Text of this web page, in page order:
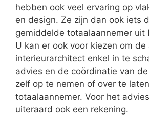
hebben ook veel ervaring op
en design. Ze zijn dan ook iets
gemiddelde totaalaannemer uit
U kan er ook voor kiezen om
interieurarchitect enkel in te
advies en de coördinatie van
zelf op te nemen of over te
totaalaannemer. Voor het
uiteraard ook een rekening.